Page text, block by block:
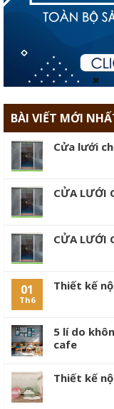
BÀI VIẾT MỚI
Cửa lưới
CỬA LƯỚI
CỬA LƯỚI
01
Th6
Thiết kế
5 lí do
cafe
Thiết kế